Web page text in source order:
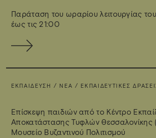
Παράταση του ωραρίου λειτουργίας
έως τις 21:00
ΕΚΠΑΊΔΕΥΣΗ / ΝΈΑ / ΕΚΠΑΙΔΕΥΤΙΚΈΣ
Επίσκεψη παιδιών από το Κέντρο
Αποκατάστασης Τυφλών Θεσσαλονίκης
Μουσείο Βυζαντινού Πολιτισμού